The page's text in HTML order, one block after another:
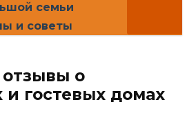
семьи
и советы
отзывы о
и гостевых домах